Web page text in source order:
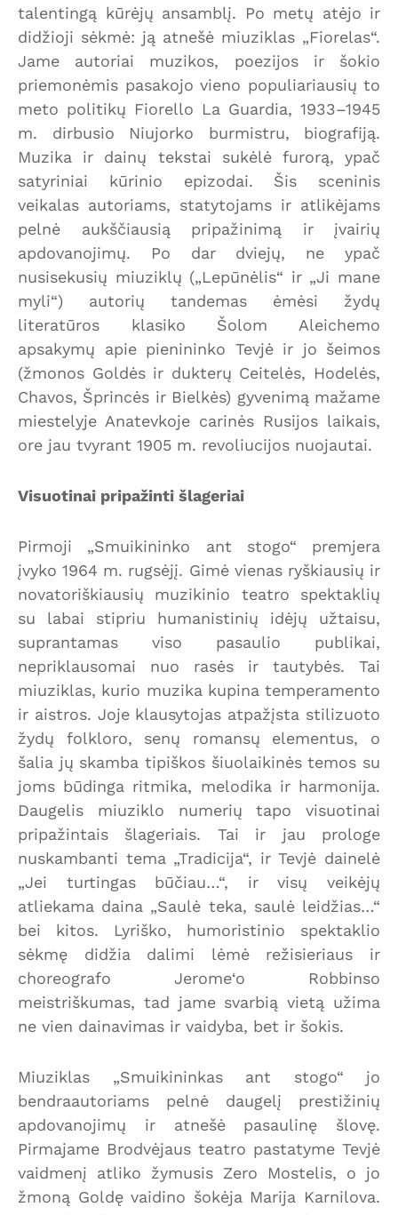
talentingą kūrėjų ansamblį. Po metų atėjo ir
didžioji sėkmė: ją atnešė miuziklas „Fiorelas“.
Jame autoriai muzikos, poezijos ir šokio
priemonėmis pasakojo vieno populiariausių to
meto politikų Fiorello La Guardia, 1933–1945
m. dirbusio Niujorko burmistru, biografiją.
Muzika ir dainų tekstai sukėlė furorą, ypač
satyriniai kūrinio epizodai. Šis sceninis
veikalas autoriams, statytojams ir atlikėjams
pelnė aukščiausią pripažinimą ir įvairių
apdovanojimų. Po dar dviejų, ne ypač
nusisekusių miuziklų („Lepūnėlis“ ir „Ji mane
myli“) autorių tandemas ėmėsi žydų
literatūros klasiko Šolom Aleichemo
apsakymų apie pienininko Tevjė ir jo šeimos
(žmonos Goldės ir dukterų Ceitelės, Hodelės,
Chavos, Šprincės ir Bielkės) gyvenimą mažame
miestelyje Anatevkoje carinės Rusijos laikais,
ore jau tvyrant 1905 m. revoliucijos nuojautai.
Visuotinai pripažinti šlageriai
Pirmoji „Smuikininko ant stogo“ premjera
įvyko 1964 m. rugsėjį. Gimė vienas ryškiausių ir
novatoriškiausių muzikinio teatro spektaklių
su labai stipriu humanistinių idėjų užtaisu,
suprantamas viso pasaulio publikai,
nepriklausomai nuo rasės ir tautybės. Tai
miuziklas, kurio muzika kupina temperamento
ir aistros. Joje klausytojas atpažįsta stilizuoto
žydų folkloro, senų romansų elementus, o
šalia jų skamba tipiškos šiuolaikinės temos su
joms būdinga ritmika, melodika ir harmonija.
Daugelis miuziklo numerių tapo visuotinai
pripažintais šlageriais. Tai ir jau prologe
nuskambanti tema „Tradicija“, ir Tevjė dainelė
„Jei turtingas būčiau…“, ir visų veikėjų
atliekama daina „Saulė teka, saulė leidžias…“
bei kitos. Lyriško, humoristinio spektaklio
sėkmę didžia dalimi lėmė režisieriaus ir
choreografo Jerome‘o Robbinso
meistriškumas, tad jame svarbią vietą užima
ne vien dainavimas ir vaidyba, bet ir šokis.
Miuziklas „Smuikininkas ant stogo“ jo
bendraautoriams pelnė daugelį prestižinių
apdovanojimų ir atnešė pasaulinę šlovę.
Pirmajame Brodvėjaus teatro pastatyme Tevjė
vaidmenį atliko žymusis Zero Mostelis, o jo
žmoną Goldę vaidino šokėja Marija Karnilova.